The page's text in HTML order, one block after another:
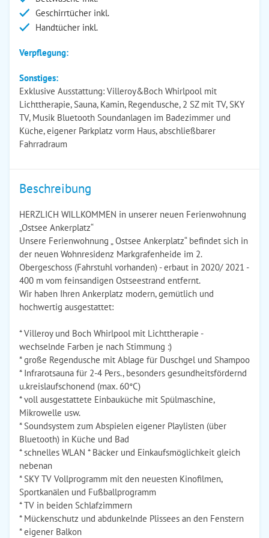
Geschirrtücher inkl.
Handtücher inkl.
Verpflegung:
Sonstiges:
Exklusive Ausstattung: Villeroy&Boch Whirlpool mit
Lichttherapie, Sauna, Kamin, Regendusche, 2 SZ mit TV, SKY
TV, Musik Bluetooth Soundanlagen im Badezimmer und
Küche, eigener Parkplatz vorm Haus, abschließbarer
Fahrradraum
Beschreibung
HERZLICH WILLKOMMEN in unserer neuen Ferienwohnung
„Ostsee Ankerplatz“
Unsere Ferienwohnung „ Ostsee Ankerplatz“ befindet sich in
der neuen Wohnresidenz Markgrafenheide im 2.
Obergeschoss (Fahrstuhl vorhanden) - erbaut in 2020/ 2021 -
400 m vom feinsandigen Ostseestrand entfernt.
Wir haben Ihren Ankerplatz modern, gemütlich und
hochwertig ausgestattet:
* Villeroy und Boch Whirlpool mit Lichttherapie -
wechselnde Farben je nach Stimmung :)
* große Regendusche mit Ablage für Duschgel und Shampoo
* Infrarotsauna für 2-4 Pers., besonders gesundheitsfördernd
u.kreislaufschonend (max. 60°C)
* voll ausgestattete Einbauküche mit Spülmaschine,
Mikrowelle usw.
* Soundsystem zum Abspielen eigener Playlisten (über
Bluetooth) in Küche und Bad
* schnelles WLAN * Bäcker und Einkaufsmöglichkeit gleich
nebenan
* SKY TV Vollprogramm mit den neuesten Kinofilmen,
Sportkanälen und Fußballprogramm
* TV in beiden Schlafzimmern
* Mückenschutz und abdunkelnde Plissees an den Fenstern
* eigener Balkon